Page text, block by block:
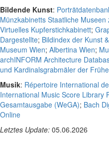
Bildende Kunst:
Münzkabinetts Staatliche Museen
Virtuelles Kupferstichkabinett;
Dargestellte; Bildindex der Kunst
Museum Wien; Albertina Wien;
archINFORM Architecture
und Kardinalsgrabmäler der
Musik: Répertoire International
International Music Score Library
Gesamtausgabe (WeGA); Bach
Online
Letztes Update: 05.06.2026